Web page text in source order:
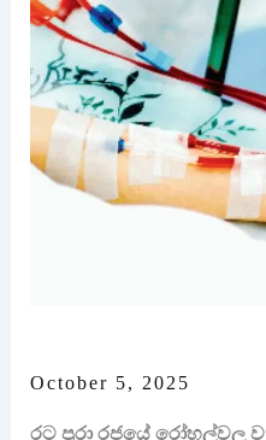
October 5, 2025
රට පුරා රජයේ රෝහල්වල